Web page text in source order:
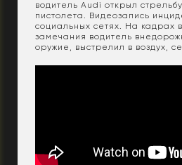
водитель Audi открыл
пистолета. Видеозапись
социальных сетях. На кадрах
замечания водитель
оружие, выстрелил в воздух,